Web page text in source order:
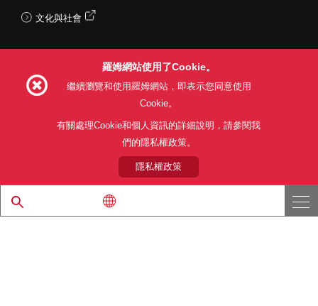
文化與社會
利用目的 隱私權政策
關於本公司產品銷售之標準條款(PDF)
© 1997 - 2026 ROHM CO., LTD. ALL RIGHTS RESERVED.
羅姆網站使用了Cookie。
繼續瀏覽和使用羅姆網站，即表示您同意使用
Cookie。
有關處理Cookie和個人資訊的詳細說明，請參閱我
們的隱私權政策。
隱私權政策